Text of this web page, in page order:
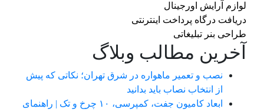
لوازم آرایش اورجینال
دریافت درگاه پرداخت اینترنتی
طراحی بنر تبلیغاتی
آخرین مطالب وبلاگ
نصب و تعمیر ماهواره در شرق تهران؛ نکاتی که پیش
از انتخاب نصاب باید بدانید
ابعاد کامیون جفت، کمپرسی، ۱۰ چرخ و تک | راهنمای